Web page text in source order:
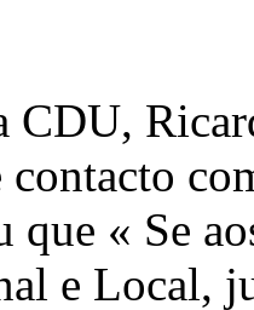
CDU,
contacto
que « Se
e Local,